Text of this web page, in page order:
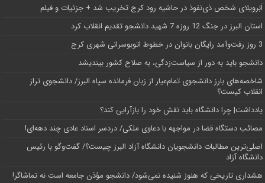
اَبَر‌ویلای شخص ذی‌نفوذ در حاشیه‌ رود کرج تخریب شد + جزئیات و فیلم
استان البرز در جنگ 12 روزه 7 شهید دانشجو تقدیم انقلاب کرد
3 روز رفت‌وآمد رایگان بانوان در خطوط اتوبوسرانی شهری کرج
دانشجو باید به دور از سیاست‌زدگی، به صلاح کشور بیندیشد
شاخصه‌های بارز دانشجوی تمام‌عیار از زبان فرمانده سپاه البرز/ دانشجوی تراز
انقلاب کیست؟
یادداشت| چرا دانشگاه باید نقش خود را بازآرایی کند؟
مصائب دستگاه قضا در مواجهه با دعاوی ملکی/ دردسر اسناد عادی چند‌ دهه‌ای!
اصلی‌ترین مطالبات دانشجویان دانشگاه آزاد البرز چیست؟/ گفت‌وگو با رئیس
دانشگاه آز‌اد
هشداری تاریخی که هنوز شنیده نمی‌شود/ دانشجو مؤذن جامعه است نه تماشاگر!